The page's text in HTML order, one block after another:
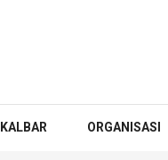
KALBAR ORGANISASI